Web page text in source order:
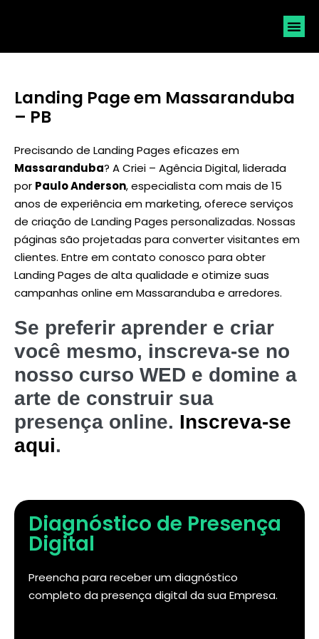
Landing Page em Massaranduba
– PB
Precisando de Landing Pages eficazes em
Massaranduba? A Criei – Agência Digital, liderada
por Paulo Anderson, especialista com mais de 15
anos de experiência em marketing, oferece serviços
de criação de Landing Pages personalizadas. Nossas
páginas são projetadas para converter visitantes em
clientes. Entre em contato conosco para obter
Landing Pages de alta qualidade e otimize suas
campanhas online em Massaranduba e arredores.
Se preferir aprender e criar
você mesmo, inscreva-se no
nosso curso WED e domine a
arte de construir sua
presença online. Inscreva-se
aqui.
Diagnóstico de Presença
Digital
Preencha para receber um diagnóstico
completo da presença digital da sua Empresa.